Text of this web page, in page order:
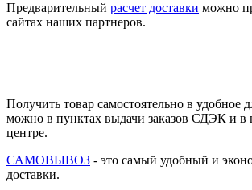
Предварительный расчет доставки можно
сайтах наших партнеров.
Получить товар самостоятельно в удобное
можно в пунктах выдачи заказов СДЭК и в
центре.
САМОВЫВОЗ - это самый удобный и
доставки.